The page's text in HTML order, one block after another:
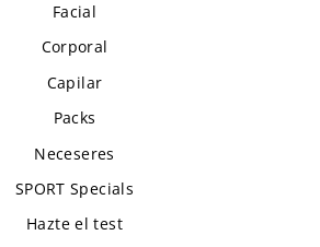
Facial
Corporal
Capilar
Packs
Neceseres
SPORT Specials
Hazte el test